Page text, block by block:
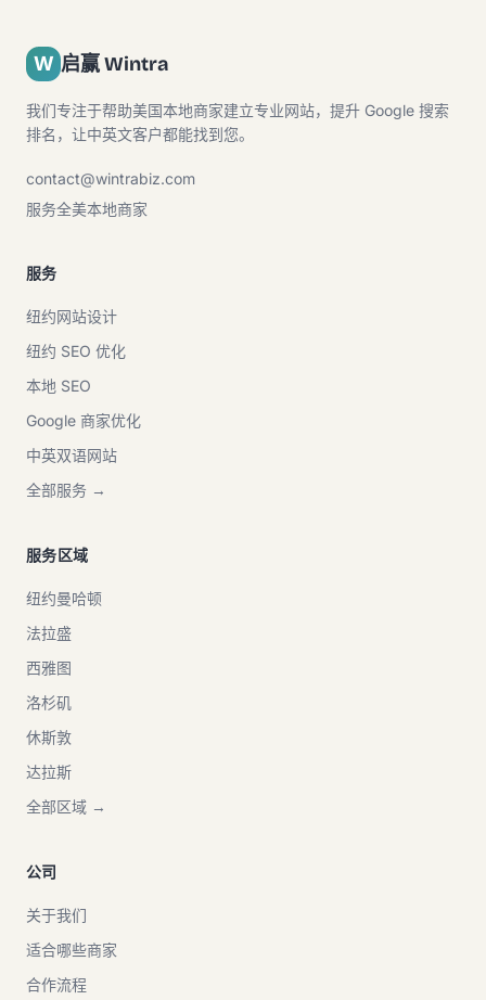
W 启赢 Wintra
我们专注于帮助美国本地商家建立专业网站，提升 Google 搜索
排名，让中英文客户都能找到您。
contact@wintrabiz.com
服务全美本地商家
服务
纽约网站设计
纽约 SEO 优化
本地 SEO
Google 商家优化
中英双语网站
全部服务 →
服务区域
纽约曼哈顿
法拉盛
西雅图
洛杉矶
休斯敦
达拉斯
全部区域 →
公司
关于我们
适合哪些商家
合作流程